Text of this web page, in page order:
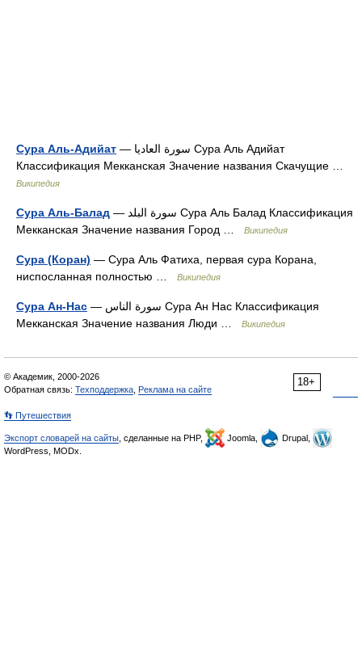
Сура Аль-Адийат — سورة العاديا Сура Аль Адийат
Классификация Мекканская Значение названия Скачущие …
Википедия
Сура Аль-Балад — سورة البلد Сура Аль Балад Классификация
Мекканская Значение названия Город …
Википедия
Сура (Коран) — Сура Аль Фатиха, первая сура Корана,
ниспосланная полностью …
Википедия
Сура Ан-Нас — سورة الناس Сура Ан Нас Классификация
Мекканская Значение названия Люди …
Википедия
18+
© Академик, 2000-2026
Обратная связь: Техподдержка Реклама на сайте
👣 Путешествия
Экспорт словарей на сайты , сделанные на PHP, Joomla,
Drupal,
WordPress, MODx.